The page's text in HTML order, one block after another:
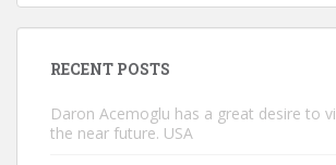
RECENT POSTS
Daron Acemoglu has a great desire to
the near future. USA